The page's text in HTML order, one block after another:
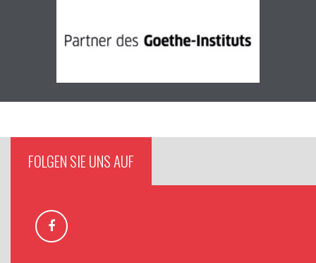
FOLGEN SIE UNS AUF